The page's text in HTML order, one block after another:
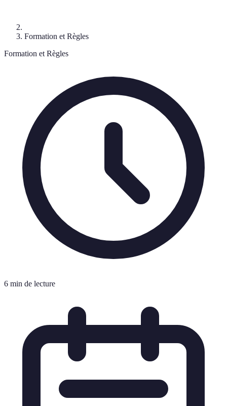
Formation et Règles
Formation et Règles
6 min de lecture